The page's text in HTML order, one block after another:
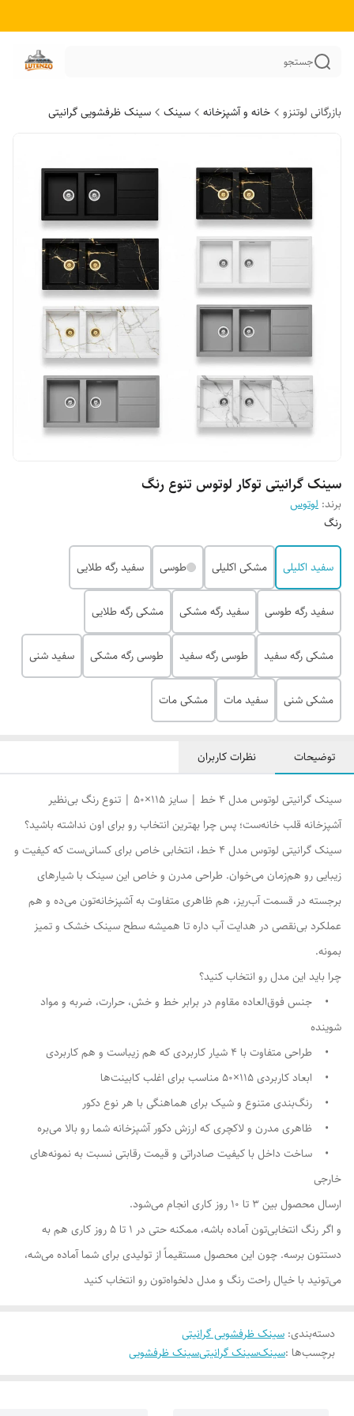
جستجو
بازرگانی لوتنزو خانه و آشپزخانه سینک سینک ظرفشویی گرانیتی
سینک گرانیتی توکار لوتوس تنوع رنگ
برند: لوتوس
رنگ
سفید اکلیلی مشکی اکلیلی طوسی سفید رگه طلایی
سفید رگه طوسی سفید رگه مشکی مشکی رگه طلایی
مشکی رگه سفید طوسی رگه سفید طوسی رگه مشکی سفید شنی
مشکی شنی سفید مات مشکی مات
توضیحات نظرات کاربران
سینک گرانیتی لوتوس مدل ۴ خط | سایز ۱۱۵×۵۰ | تنوع رنگ بی‌نظیر
آشپزخانه قلب خانه‌ست؛ پس چرا بهترین انتخاب رو برای اون نداشته باشید؟
سینک گرانیتی لوتوس مدل ۴ خط، انتخابی خاص برای کسانی‌ست که کیفیت و
زیبایی رو هم‌زمان می‌خوان. طراحی مدرن و خاص این سینک با شیارهای
برجسته در قسمت آب‌ریز، هم ظاهری متفاوت به آشپزخانه‌تون می‌ده و هم
عملکرد بی‌نقصی در هدایت آب داره تا همیشه سطح سینک خشک و تمیز
بمونه.
چرا باید این مدل رو انتخاب کنید؟
• جنس فوق‌العاده مقاوم در برابر خط و خش، حرارت، ضربه و مواد
شوینده
• طراحی متفاوت با ۴ شیار کاربردی که هم زیباست و هم کاربردی
• ابعاد کاربردی ۱۱۵×۵۰ مناسب برای اغلب کابینت‌ها
• رنگ‌بندی متنوع و شیک برای هماهنگی با هر نوع دکور
• ظاهری مدرن و لاکچری که ارزش دکور آشپزخانه شما رو بالا می‌بره
• ساخت داخل با کیفیت صادراتی و قیمت رقابتی نسبت به نمونه‌های
خارجی
ارسال محصول بین ۳ تا ۱۰ روز کاری انجام می‌شود.
و اگر رنگ انتخابی‌تون آماده باشه، ممکنه حتی در ۱ تا ۵ روز کاری هم به
دستتون برسه. چون این محصول مستقیماً از تولیدی برای شما آماده می‌شه،
می‌تونید با خیال راحت رنگ و مدل دلخواه‌تون رو انتخاب کنید
دسته‌بندی: سینک ظرفشویی گرانیتی
برچسب‌ها :سینکسینک گرانیتیسینک ظرفشویی